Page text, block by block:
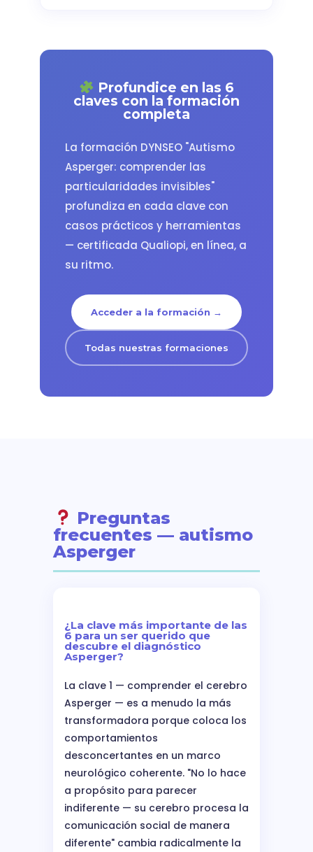
Profundice en las 6
claves con la formación
completa
La formación DYNSEO "Autismo
Asperger: comprender las
particularidades invisibles"
profundiza en cada clave con
casos prácticos y herramientas
— certificada Qualiopi, en línea, a
su ritmo.
Acceder a la formación →
Todas nuestras formaciones
Preguntas
frecuentes — autismo
Asperger
¿La clave más importante de las
6 para un ser querido que
descubre el diagnóstico
Asperger?
La clave 1 — comprender el cerebro
Asperger — es a menudo la más
transformadora porque coloca los
comportamientos
desconcertantes en un marco
neurológico coherente. "No lo hace
a propósito para parecer
indiferente — su cerebro procesa la
comunicación social de manera
diferente" cambia radicalmente la